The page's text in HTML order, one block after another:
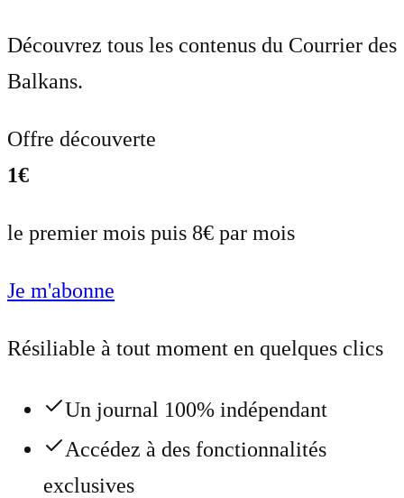
Découvrez tous les contenus du Courrier des
Balkans.
Offre découverte
1€
le premier mois puis 8€ par mois
Je m'abonne
Résiliable à tout moment en quelques clics
Un journal 100% indépendant
Accédez à des fonctionnalités
exclusives